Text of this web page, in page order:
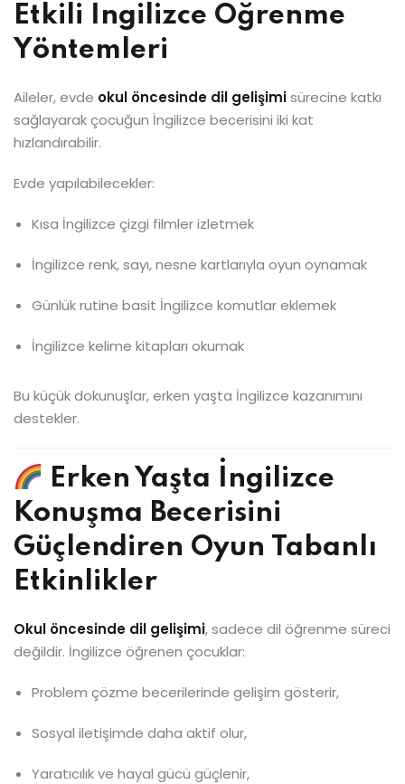
Etkili İngilizce Öğrenme
Yöntemleri
Aileler, evde okul öncesinde dil gelişimisürecine katkı
sağlayarak çocuğun İngilizce becerisini iki kat
hızlandırabilir.
Evde yapılabilecekler:
Kısa İngilizce çizgi filmler izletmek
İngilizce renk, sayı, nesne kartlarıyla oyun oynamak
Günlük rutine basit İngilizce komutlar eklemek
İngilizce kelime kitapları okumak
Bu küçük dokunuşlar, erken yaşta İngilizce kazanımını
destekler.
Erken Yaşta İngilizce
Konuşma Becerisini
Güçlendiren Oyun Tabanlı
Etkinlikler
Okul öncesinde dil gelişimi, sadece dil öğrenme süreci
değildir. İngilizce öğrenen çocuklar:
Problem çözme becerilerinde gelişim gösterir,
Sosyal iletişimde daha aktif olur,
Yaratıcılık ve hayal gücü güçlenir,